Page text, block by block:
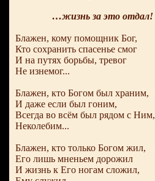
…жизнь за это отдал!
Блажен, кому помощник Бог,
Кто сохранить спасенье смог
И на путях борьбы, тревог
Не изнемог...
Блажен, кто Богом был храним,
И даже если был гоним,
Всегда во всём был рядом с Ним,
Неколебим...
Блажен, кто только Богом жил,
Его лишь мненьем дорожил
И жизнь к Его ногам сложил,